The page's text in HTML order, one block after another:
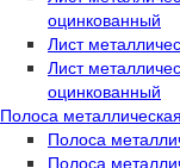
оцинкованный
Лист
Лист
оцинкованный
Полоса металлическая
Полоса
Полоса